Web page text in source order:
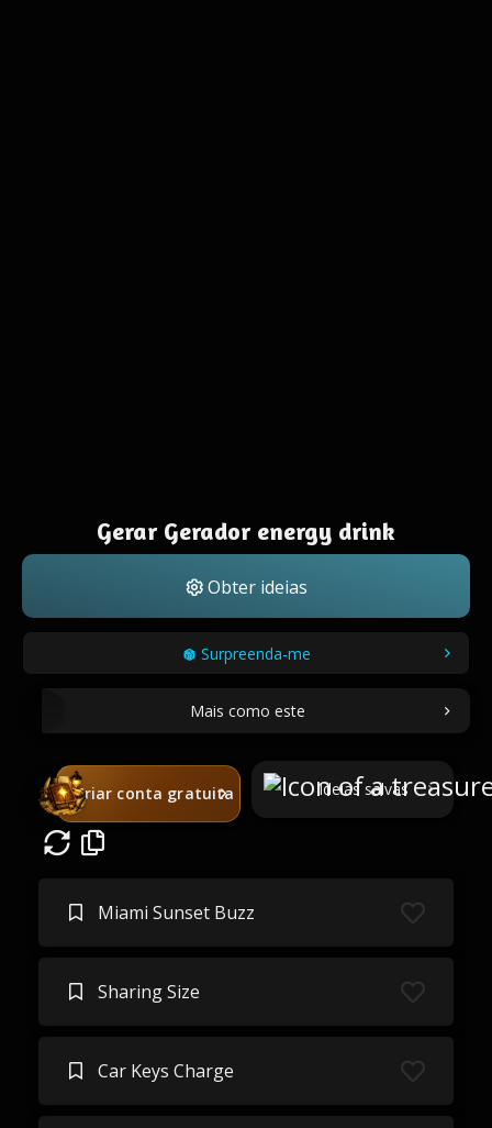
Gerar Gerador energy drink
Obter ideias
Surpreenda-me
Mais como este
Criar conta gratuita Ideias salvas
Miami Sunset Buzz
Sharing Size
Car Keys Charge